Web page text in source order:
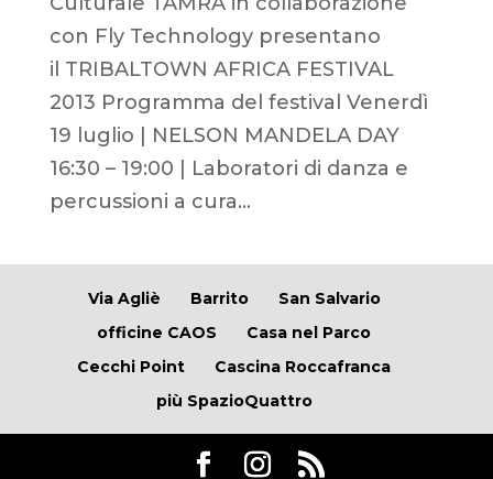
con Fly Technology presentano
il TRIBALTOWN AFRICA FESTIVAL
2013 Programma del festival Venerdì
19 luglio | NELSON MANDELA DAY
16:30 – 19:00 | Laboratori di danza e
percussioni a cura...
Via Agliè Barrito
San Salvario
officine CAOS
Casa nel Parco
Cecchi Point
Cascina Roccafranca
più SpazioQuattro